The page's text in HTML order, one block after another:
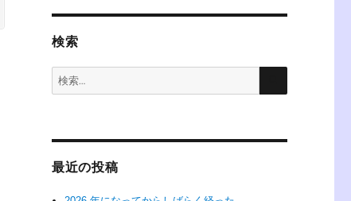
検索
検
索:
検
最近の投稿